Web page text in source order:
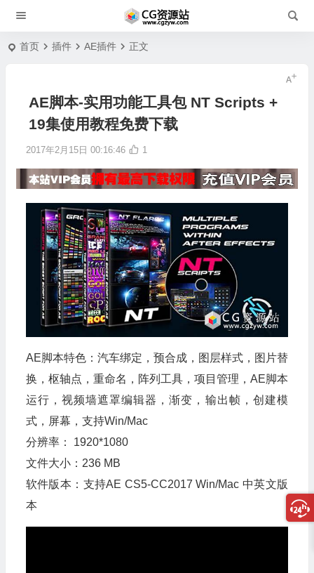
首页 插件 AE插件 正文
AE脚本-实用功能工具包 NT Scripts +
19集使用教程免费下载
2017年2月15日 00:16:46 1
AE脚本特色：汽车绑定，预合成，图层样式，图片替
换，枢轴点，重命名，阵列工具，项目管理，AE脚本
运行，视频墙遮罩编辑器，渐变，输出帧，创建模
式，屏幕，支持Win/Mac
分辨率： 1920*1080
文件大小：236 MB
软件版本：支持AE CS5-CC2017 Win/Mac 中英文版
本